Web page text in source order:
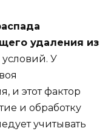
удаления из
условий. У
и этот фактор
и обработку
учитывать